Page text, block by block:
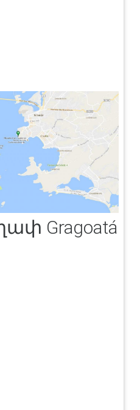
Gragoatá